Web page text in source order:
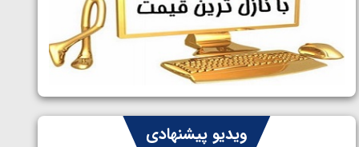
دوم کشتی فرنگی نوجوانان جهان
1405/05/06
ویدیو پیشنهادی